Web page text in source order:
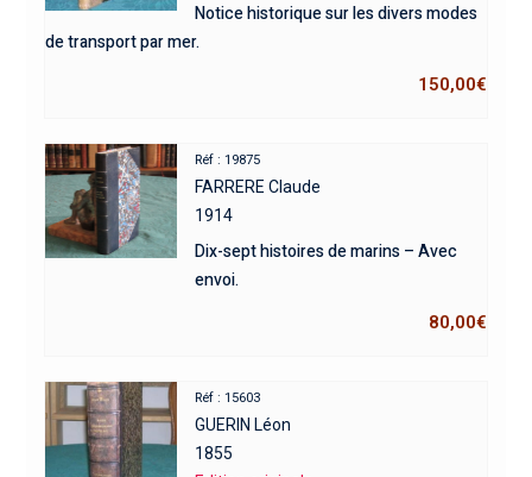
Notice historique sur les divers modes
de transport par mer.
150,00€
Réf : 19875
FARRERE Claude
1914
Dix-sept histoires de marins – Avec
envoi.
80,00€
Réf : 15603
GUERIN Léon
1855